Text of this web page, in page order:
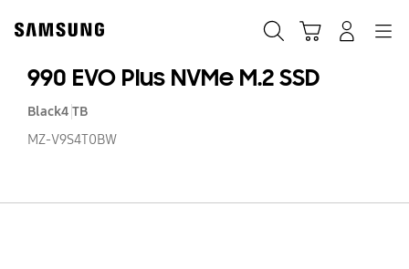
content
990 EVO Plus NVMe M.2 SSD
Black4 TB
MZ-V9S4T0BW